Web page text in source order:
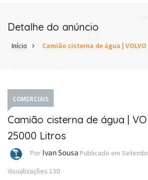
Detalhe do anúncio
Início Camião cisterna de água | VOLVO
COMERCIAIS
Camião cisterna de água |
25000 Litros
Por Ivan Sousa Publicado em
Visualizações 130